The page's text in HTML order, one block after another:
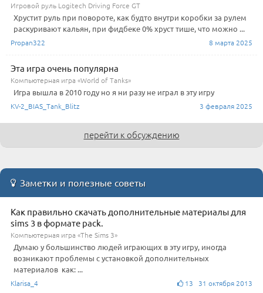
Игровой руль Logitech Driving Force GT
Хрустит руль при повороте, как будто внутри коробки за рулем
раскуривают кальян, при фидбеке 0% хруст тише, что можно ...
Propan322 8 марта 2025
Эта игра очень популярна
Компьютерная игра «World of Tanks»
Игра вышла в 2010 году но я ни разу не играл в эту игру
KV-2_BIAS_Tank_Blitz 3 февраля 2025
перейти к обсуждению
Заметки и полезные советы
Как правильно скачать дополнительные материалы для
sims 3 в формате pack.
Компьютерная игра «The Sims 3»
Думаю у большинство людей играющих в эту игру, иногда
возникают проблемы с установкой дополнительных
материалов как: ...
Klarisa_4 13 31 октября 2013